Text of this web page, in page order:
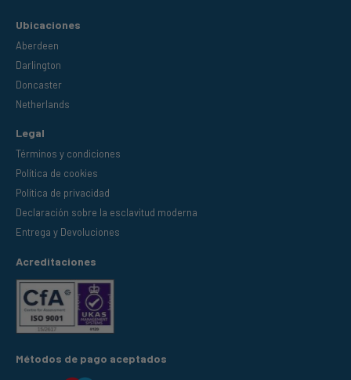
Ubicaciones
Aberdeen
Darlington
Doncaster
Netherlands
Legal
Términos y condiciones
Política de cookies
Política de privacidad
Declaración sobre la esclavitud moderna
Entrega y Devoluciones
Acreditaciones
Métodos de pago aceptados